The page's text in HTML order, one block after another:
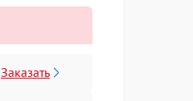
Заказать